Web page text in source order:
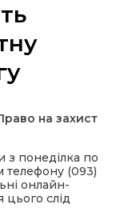
на захист
понеділка по
телефону (093)
онлайн-
слід